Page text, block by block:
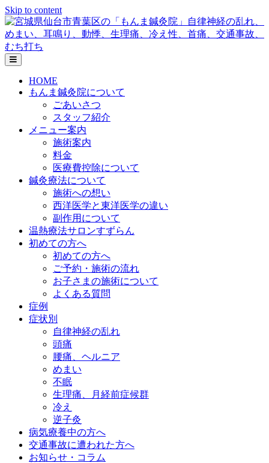
Skip to content
メ
ュ
ー
HOME
もんま鍼灸院について
ごあいさつ
スタッフ紹介
メニュー案内
施術案内
料金
医療費控除について
鍼灸療法について
施術への想い
西洋医学と東洋医学の違い
副作用について
温熱療法サロンすずらん
初めての方へ
初めての方へ
ご予約・施術の流れ
お子さまの施術について
よくある質問
症例
症状別
自律神経の乱れ
頭痛
腰痛、ヘルニア
めまい
不眠
生理痛、月経前症候群
冷え
逆子灸
病気療養中の方へ
交通事故に遭われた方へ
お知らせ・コラム